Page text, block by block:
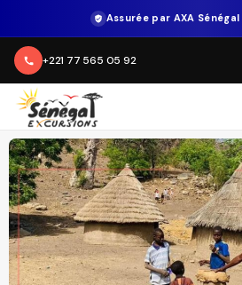
Assurée par AXA Sénégal
+221 77 565 05 92